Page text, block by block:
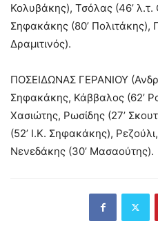
Κολυβάκης), Τσόλας (46’ λ.τ.
Σηφακάκης (80’ Πολιτάκης),
Δραμιτινός).
ΠΟΣΕΙΔΩΝΑΣ ΓΕΡΑΝΙΟΥ
Σηφακάκης, Κάββαλος (62’
Χασιώτης, Ρωσίδης (27’
(52’ Ι.Κ. Σηφακάκης),
Νενεδάκης (30’ Μασαούτης).